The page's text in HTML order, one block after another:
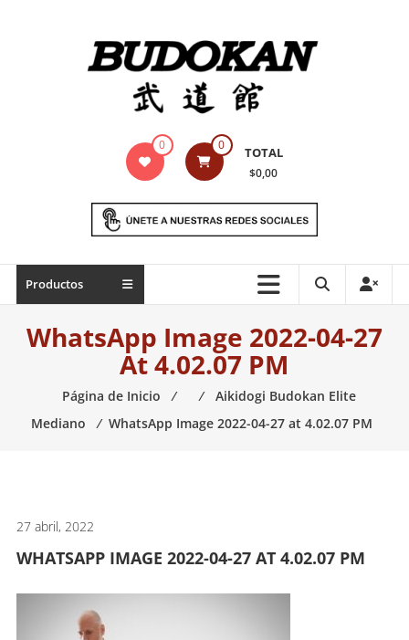
Indumentaria
marciales
Todo
necesario
para
artes
0 0 TOTAL
$0,00
Productos
WhatsApp Image 2022-04-27
At 4.02.07 PM
Página de Inicio ⁄ ⁄ Aikidogi Budokan Elite
Mediano
⁄ WhatsApp Image 2022-04-27 at 4.02.07 PM
27 abril, 2022
WHATSAPP IMAGE 2022-04-27 AT 4.02.07 PM